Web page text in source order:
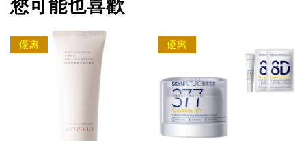
您可能也喜歡
優惠 優惠